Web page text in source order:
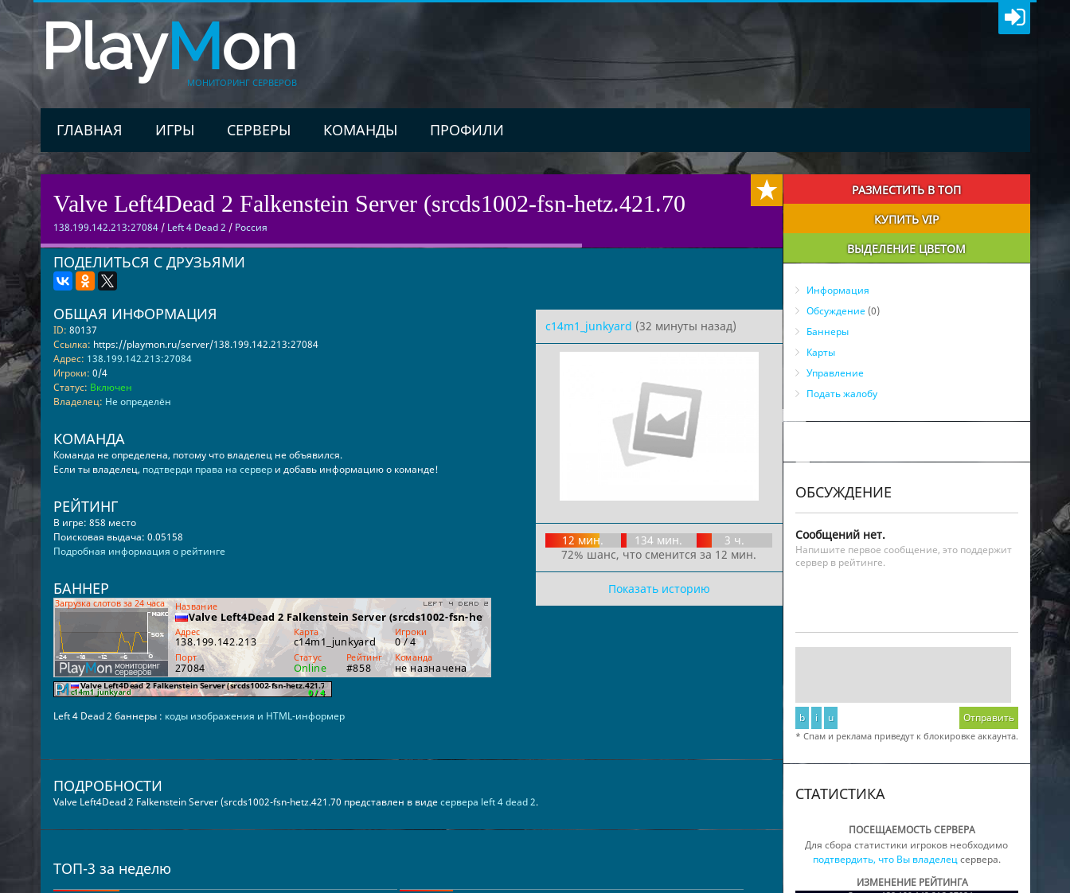
PlayMon
МОНИТОРИНГ СЕРВЕРОВ
ГЛАВНАЯ ИГРЫ СЕРВЕРЫ КОМАНДЫ ПРОФИЛИ
Valve Left4Dead 2 Falkenstein Server (srcds1002-fsn-hetz.421.70
138.199.142.213:27084/ Left 4 Dead 2 / Россия
ПОДЕЛИТЬСЯ С ДРУЗЬЯМИ
c14m1_junkyard (32 минуты назад)
12 мин. 134 мин.
3 ч.
72% шанс, что сменится за 12 мин.
Показать историю
ОБЩАЯ ИНФОРМАЦИЯ
ID: 80137
Ссылка: https://playmon.ru/server/138.199.142.213:27084
Адрес: 138.199.142.213:27084
Игроки: 0/4
Статус: Включен
Владелец: Не определён
КОМАНДА
Команда не определена, потому что владелец не объявился.
Если ты владелец, подтверди права на сервери добавь информацию о команде!
РЕЙТИНГ
В игре: 858 место
Поисковая выдача: 0.05158
Подробная информация о рейтинге
БАННЕР
Left 4 Dead 2 баннеры : коды изображения и HTML-информер
ПОДРОБНОСТИ
Valve Left4Dead 2 Falkenstein Server (srcds1002-fsn-hetz.421.70 представлен в видесервера left 4 dead 2.
ТОП-3 за неделю
РАЗМЕСТИТЬ В ТОП
КУПИТЬ VIP
ВЫДЕЛЕНИЕ ЦВЕТОМ
Информация
Обсуждение(0)
Баннеры
Карты
Управление
Подать жалобу
ОБСУЖДЕНИЕ
Сообщений нет.
Напишите первое сообщение, это поддержит
сервер в рейтинге.
b i u Отправить
* Спам и реклама приведут к блокировке аккаунта.
СТАТИСТИКА
ПОСЕЩАЕМОСТЬ СЕРВЕРА
Для сбора статистики игроков необходимо
подтвердить, что Вы владелецсервера.
ИЗМЕНЕНИЕ РЕЙТИНГА